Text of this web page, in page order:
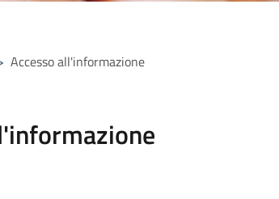
Accesso all'informazione